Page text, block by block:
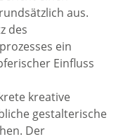
aus.
des
ein
Einfluss
kreative
gestalterische
Der